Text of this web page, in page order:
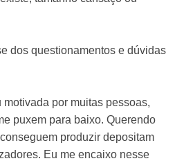
dos questionamentos e dúvidas
por muitas pessoas,
puxem para baixo. Querendo
produzir depositam
Eu me encaixo nesse